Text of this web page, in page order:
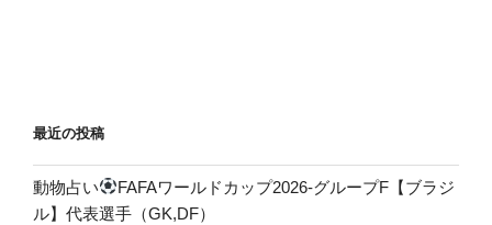
最近の投稿
動物占い
FAFAワールドカップ2026-グループF【ブラジ
ル】代表選手（GK,DF）